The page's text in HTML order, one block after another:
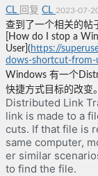
CL 回复 CL 2023-07-
查到了一个相关的帖
[How do I stop a
User]( https://
dows-shortcut-from-
Windows 有一个
快捷方式目标的改变。
Distributed Link
link is made to a
cuts. If that file is
same computer,
er similar
to find the file.